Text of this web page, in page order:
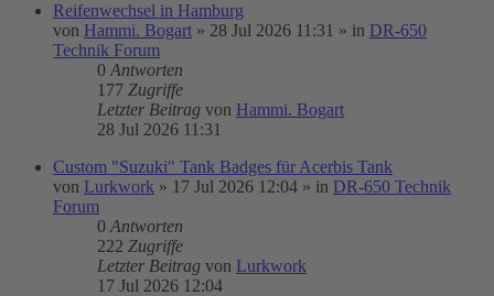
Reifenwechsel in Hamburg
von Hammi. Bogart » 28 Jul 2026 11:31 » in DR-650
Technik Forum
0 Antworten
177 Zugriffe
Letzter Beitrag von Hammi. Bogart
28 Jul 2026 11:31
Custom "Suzuki" Tank Badges für Acerbis Tank
von Lurkwork » 17 Jul 2026 12:04 » in DR-650 Technik
Forum
0 Antworten
222 Zugriffe
Letzter Beitrag von Lurkwork
17 Jul 2026 12:04